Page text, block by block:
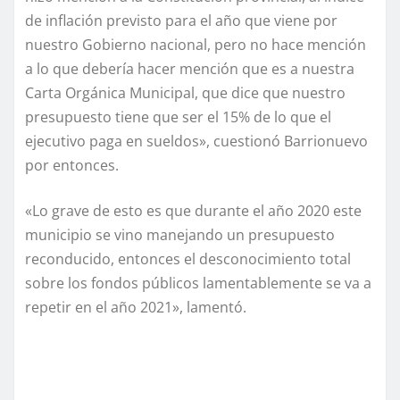
de inflación previsto para el año que viene por
nuestro Gobierno nacional, pero no hace mención
a lo que debería hacer mención que es a nuestra
Carta Orgánica Municipal, que dice que nuestro
presupuesto tiene que ser el 15% de lo que el
ejecutivo paga en sueldos», cuestionó Barrionuevo
por entonces.
«Lo grave de esto es que durante el año 2020 este
municipio se vino manejando un presupuesto
reconducido, entonces el desconocimiento total
sobre los fondos públicos lamentablemente se va a
repetir en el año 2021», lamentó.